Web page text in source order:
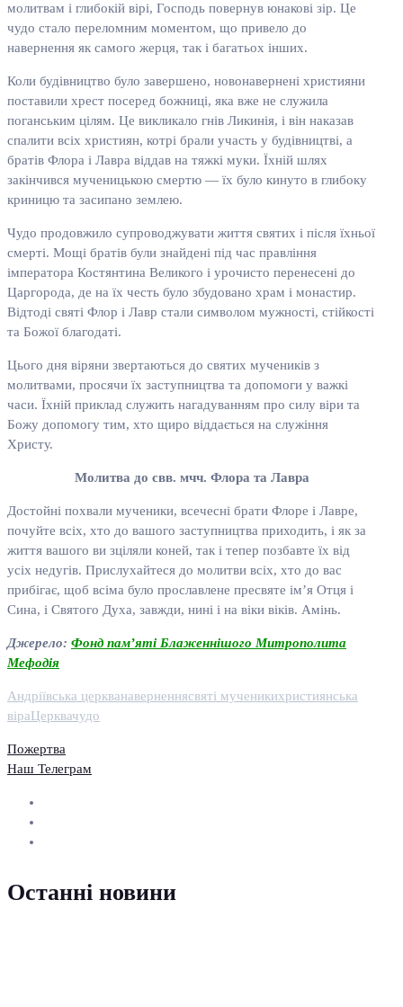
молитвам і глибокій вірі, Господь повернув юнакові зір. Це
чудо стало переломним моментом, що привело до
навернення як самого жерця, так і багатьох інших.
Коли будівництво було завершено, новонавернені християни
поставили хрест посеред божниці, яка вже не служила
поганським цілям. Це викликало гнів Ликинія, і він наказав
спалити всіх християн, котрі брали участь у будівництві, а
братів Флора і Лавра віддав на тяжкі муки. Їхній шлях
закінчився мученицькою смертю — їх було кинуто в глибоку
криницю та засипано землею.
Чудо продовжило супроводжувати життя святих і після їхньої
смерті. Мощі братів були знайдені під час правління
імператора Костянтина Великого і урочисто перенесені до
Царгорода, де на їх честь було збудовано храм і монастир.
Відтоді святі Флор і Лавр стали символом мужності, стійкості
та Божої благодаті.
Цього дня віряни звертаються до святих мучеників з
молитвами, просячи їх заступництва та допомоги у важкі
часи. Їхній приклад служить нагадуванням про силу віри та
Божу допомогу тим, хто щиро віддається на служіння
Христу.
Молитва до свв. мчч. Флора та Лавра
Достойні похвали мученики, всечесні брати Флоре і Лавре,
почуйте всіх, хто до вашого заступництва приходить, і як за
життя вашого ви зціляли коней, так і тепер позбавте їх від
усіх недугів. Прислухайтеся до молитви всіх, хто до вас
прибігає, щоб всіма було прославлене пресвяте ім’я Отця і
Сина, і Святого Духа, завжди, нині і на віки віків. Амінь.
Джерело: Фонд пам’яті Блаженнішого Митрополита
Мефодія
Андріївська церкванаверненнясвяті мученикихристиянська
віраЦерквачудо
Пожертва
Наш Телеграм
Останні новини